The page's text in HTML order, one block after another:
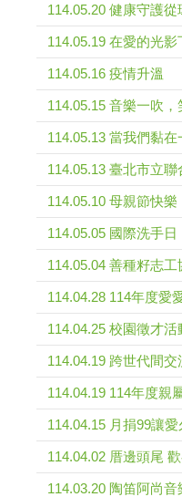
114.05.20 健康守護
114.05.19 在愛的光影
114.05.16 疫情升溫
114.05.15 音樂一吹，
114.05.13 當我們黏在
114.05.13 臺北市立
114.05.10 母親節快樂
114.05.05 國際洗手日
114.05.04 善種籽志工
114.04.28 114年度愛
114.04.25 校園徵才活
114.04.19 跨世代間交
114.04.19 114年度親
114.04.15 月捐99讓愛
114.04.02 厝邊頭尾
114.03.20 陶笛阿尚音